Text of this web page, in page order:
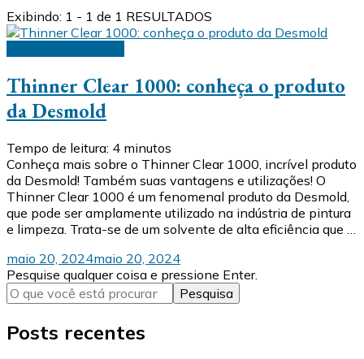
Exibindo: 1 - 1 de 1 RESULTADOS
Thinner Clear 1000: conheça o produto
da Desmold
Tempo de leitura: 4 minutos
Conheça mais sobre o Thinner Clear 1000, incrível produto
da Desmold! Também suas vantagens e utilizações! O
Thinner Clear 1000 é um fenomenal produto da Desmold,
que pode ser amplamente utilizado na indústria de pintura
e limpeza. Trata-se de um solvente de alta eficiência que …
maio 20, 2024maio 20, 2024
Procurando
algo?
Pesquise qualquer coisa e pressione Enter.
Posts recentes